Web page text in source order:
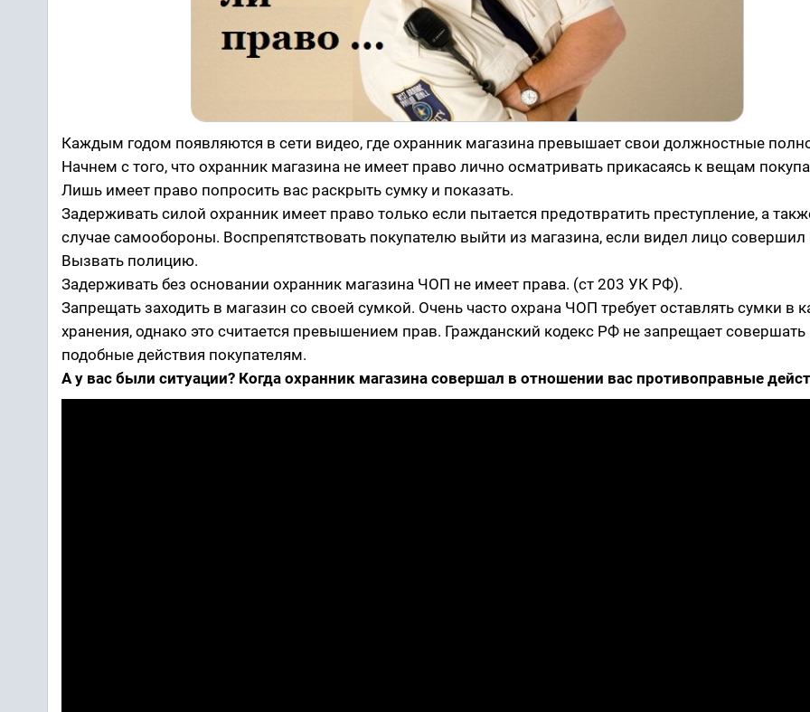
Каждым годом появляются в сети видео, где охранник магазина превышает свои должностные
Начнем с того, что охранник магазина не имеет право лично осматривать прикасаясь к вещам
Лишь имеет право попросить вас раскрыть сумку и показать.
Задерживать силой охранник имеет право только если пытается предотвратить преступление, а
случае самообороны. Воспрепятствовать покупателю выйти из магазина, если видел лицо совершил
Вызвать полицию.
Задерживать без основании охранник магазина ЧОП не имеет права. (ст 203 УК РФ).
Запрещать заходить в магазин со своей сумкой. Очень часто охрана ЧОП требует оставлять сумки в
хранения, однако это считается превышением прав. Гражданский кодекс РФ не запрещает совершать
подобные действия покупателям.
А у вас были ситуации? Когда охранник магазина совершал в отношении вас противоправные